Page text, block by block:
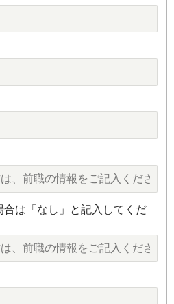
は「なし」と記入してくだ